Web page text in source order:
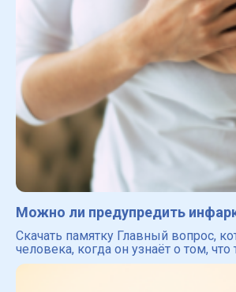
Можно ли предупредить
Скачать памятку Главный вопрос,
человека, когда он узнаёт о том,
миокарда ― можно ли избежать
сделать? Забегая вперёд мы хотим